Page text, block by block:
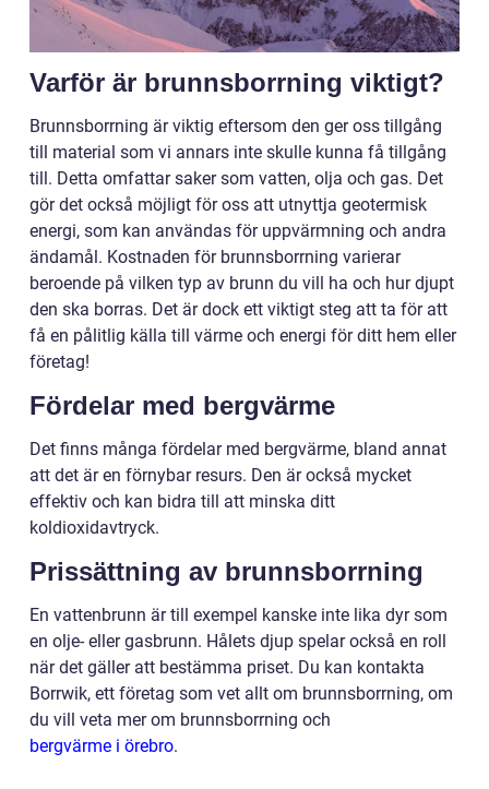
Varför är brunnsborrning viktigt?
Brunnsborrning är viktig eftersom den ger oss tillgång
till material som vi annars inte skulle kunna få tillgång
till. Detta omfattar saker som vatten, olja och gas. Det
gör det också möjligt för oss att utnyttja geotermisk
energi, som kan användas för uppvärmning och andra
ändamål. Kostnaden för brunnsborrning varierar
beroende på vilken typ av brunn du vill ha och hur djupt
den ska borras. Det är dock ett viktigt steg att ta för att
få en pålitlig källa till värme och energi för ditt hem eller
företag!
Fördelar med bergvärme
Det finns många fördelar med bergvärme, bland annat
att det är en förnybar resurs. Den är också mycket
effektiv och kan bidra till att minska ditt
koldioxidavtryck.
Prissättning av brunnsborrning
En vattenbrunn är till exempel kanske inte lika dyr som
en olje- eller gasbrunn. Hålets djup spelar också en roll
när det gäller att bestämma priset. Du kan kontakta
Borrwik, ett företag som vet allt om brunnsborrning, om
du vill veta mer om brunnsborrning och
bergvärme i örebro.